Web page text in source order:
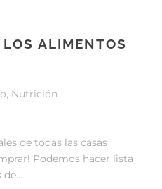
ALIMENTOS
, Nutrición
de todas las casas
Podemos hacer lista